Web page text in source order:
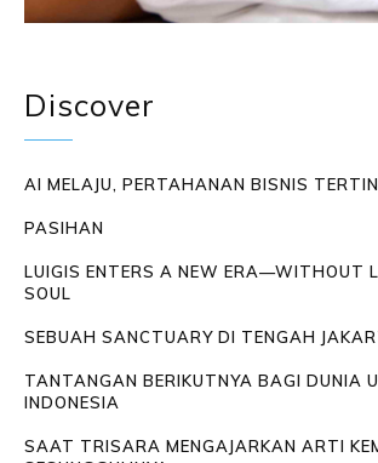
Discover
AI MELAJU, PERTAHANAN BISNIS
PASIHAN
LUIGIS ENTERS A NEW ERA—WITHOUT
SOUL
SEBUAH SANCTUARY DI TENGAH
TANTANGAN BERIKUTNYA BAGI DUNIA
INDONESIA
SAAT TRISARA MENGAJARKAN ARTI